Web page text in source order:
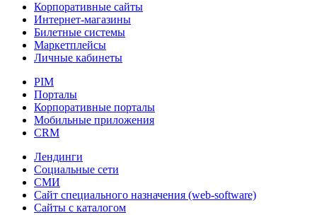
Корпоративные сайты
Интернет-магазины
Билетные системы
Маркетплейсы
Личные кабинеты
PIM
Порталы
Корпоративные порталы
Мобильные приложения
CRM
Лендинги
Социальные сети
СМИ
Сайт специального назначения (web-software)
Сайты с каталогом